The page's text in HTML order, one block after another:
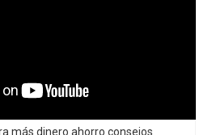
más dinero ahorro consejos